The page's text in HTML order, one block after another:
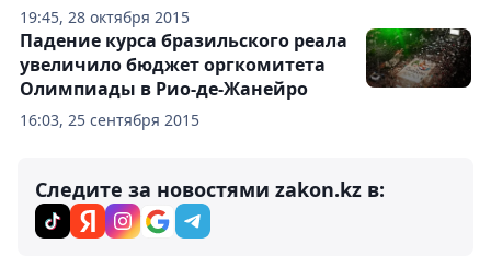
19:45, 28 октября 2015
16:03, 25 сентября 2015
Падение курса бразильского реала
увеличило бюджет оргкомитета
Олимпиады в Рио-де-Жанейро
Следите за новостями zakon.kz в: